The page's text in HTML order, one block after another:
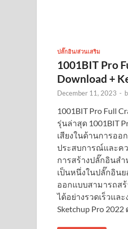
ปลั๊กอิน/ส่วนเสริม
1001BIT Pro
Download +
December 11, 2023 -
1001BIT Pro Full
รุ่นล่าสุด 1001BIT
เสียงในด้านการอ
ประสบการณ์และค
การสร้างปลั๊กอินสำ
เป็นหนึ่งในปลั๊กอิน
ออกแบบสามารถส
ได้อย่างรวดเร็วแล
Sketchup Pro